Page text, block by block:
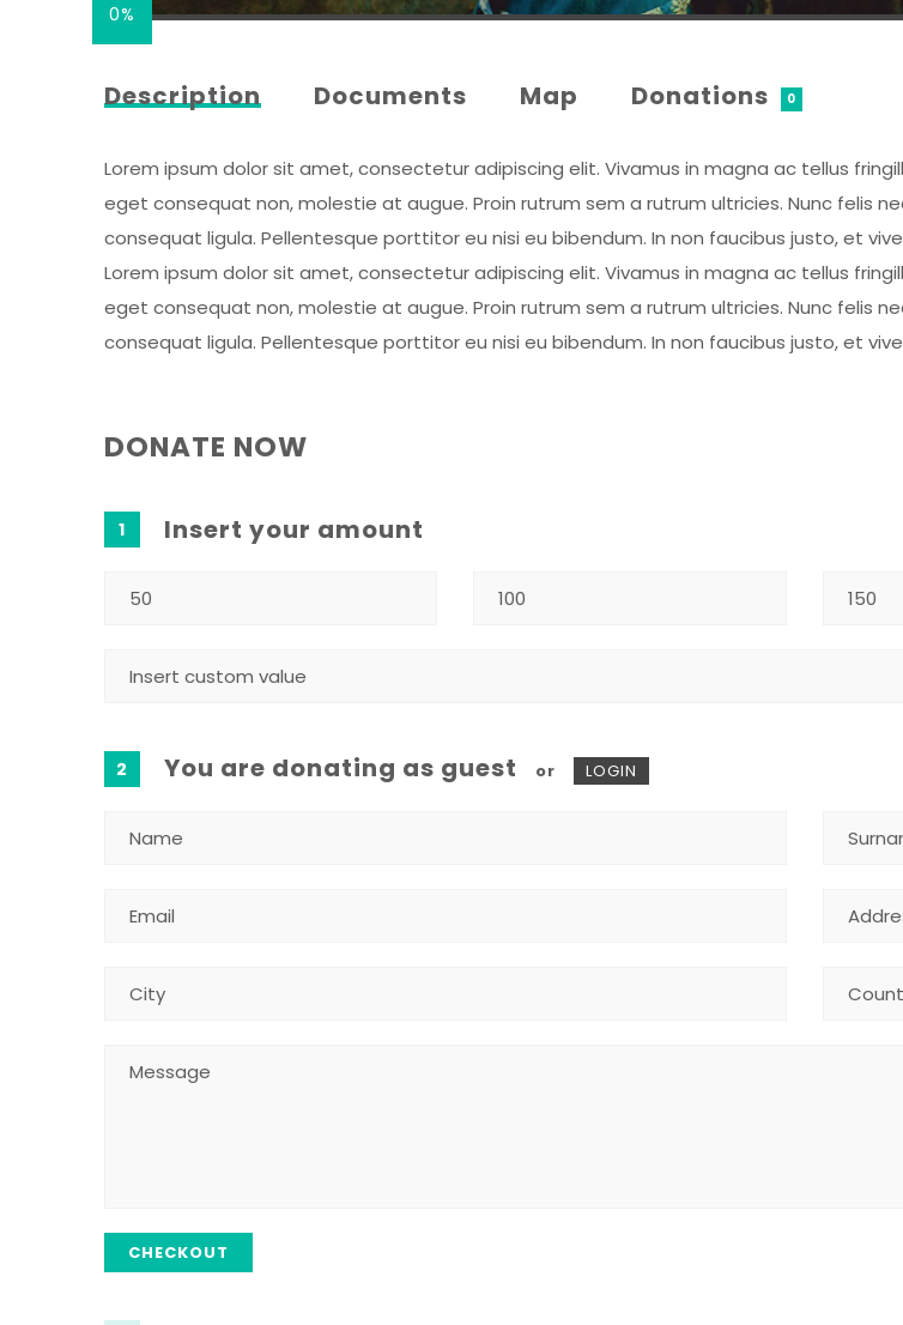
0%
Description Documents Map Donations 0
Lorem ipsum dolor sit amet, consectetur adipiscing elit. Vivamus in magna ac tellus
eget consequat non, molestie at augue. Proin rutrum sem a rutrum ultricies. Nunc felis
consequat ligula. Pellentesque porttitor eu nisi eu bibendum. In non faucibus justo, et
Lorem ipsum dolor sit amet, consectetur adipiscing elit. Vivamus in magna ac tellus
eget consequat non, molestie at augue. Proin rutrum sem a rutrum ultricies. Nunc felis
consequat ligula. Pellentesque porttitor eu nisi eu bibendum. In non faucibus justo, et
DONATE NOW
1 Insert your amount
2 You are donating as guest or LOGIN
CHECKOUT